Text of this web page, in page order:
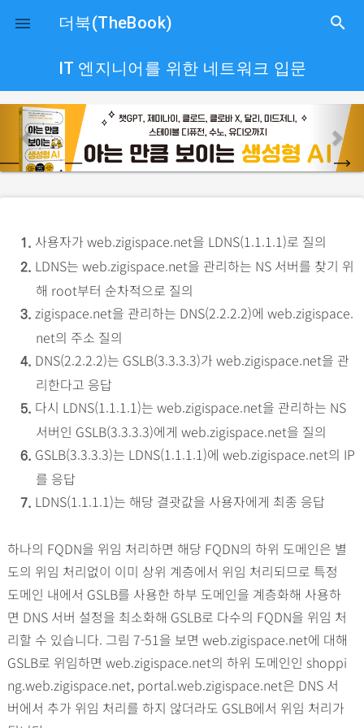
close
 더북(TheBook) search
IT 엔지니어를 위한 네트워크 입문
p
r
e
u
s
e
x
1. 사용자가 web.zigispace.net을 LDNS(1.1.1.1)로 질의
2. LDNS는 web.zigispace.net을 관리하는 NS 서버를 찾기 위
해 root부터 순차적으로 질의
3. zigispace.net을 관리하는 DNS(2.2.2.2)에 web.zigispace.
net의 주소 질의
4. DNS(2.2.2.2)는 GSLB(3.3.3.3)가 web.zigispace.net을 관
리한다고 응답
5. 다시 LDNS(1.1.1.1)는 web.zigispace.net을 관리하는 NS
서버인 GSLB(3.3.3.3)에게 web.zigispace.net을 질의
6. GSLB(3.3.3.3)는 LDNS(1.1.1.1)에 web.zigispace.net의 IP
를 응답
7. LDNS(1.1.1.1)는 해당 결괏값을 사용자에게 최종 응답
하나의 FQDN을 위임 처리하면 해당 FQDN의 하위 도메인은 별
도의 위임 처리없이 이미 상위 계층에서 위임 처리되므로 특정
도메인 내에서 GSLB를 사용한 하부 도메인을 계층화해 사용하
면 DNS 서버 설정을 최소화해 GSLB로 다수의 FQDN을 위임 처
리할 수 있습니다. 그림 7-51을 보면 web.zigispace.net에 대해
GSLB로 위임하면 web.zigispace.net의 하위 도메인인 shoppi
ng.web.zigispace.net, portal.web.zigispace.net은 DNS 서
버에서 추가 위임 처리를 하지 않더라도 GSLB에서 위임 처리가